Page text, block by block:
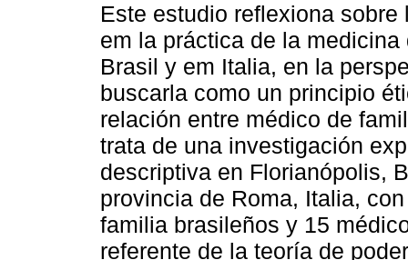
Este estudio reflexiona sobre
em la práctica de la medicina
Brasil y em Italia, en la
buscarla como un principio
relación entre médico de
trata de una investigación
descriptiva en Florianópolis,
provincia de Roma, Italia,
familia brasileños y 15
referente de la teoría de